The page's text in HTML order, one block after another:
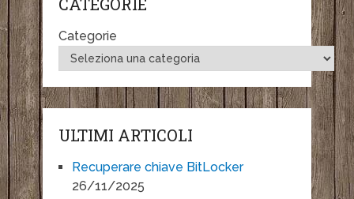
Categorie
ULTIMI ARTICOLI
Recuperare chiave BitLocker
26/11/2025